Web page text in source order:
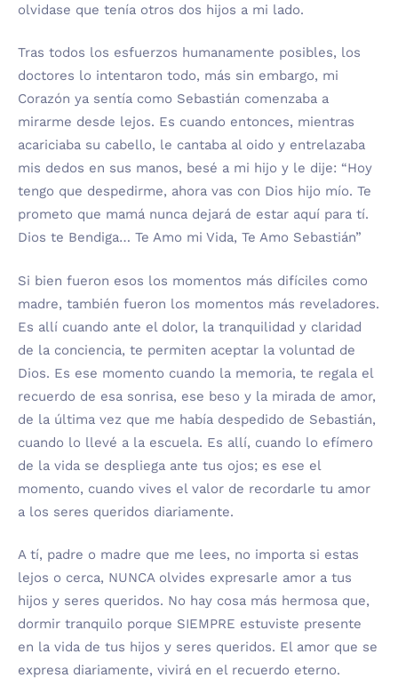
olvidase que tenía otros dos hijos a mi lado.
Tras todos los esfuerzos humanamente posibles, los
doctores lo intentaron todo, más sin embargo, mi
Corazón ya sentía como Sebastián comenzaba a
mirarme desde lejos. Es cuando entonces, mientras
acariciaba su cabello, le cantaba al oido y entrelazaba
mis dedos en sus manos, besé a mi hijo y le dije: “Hoy
tengo que despedirme, ahora vas con Dios hijo mío. Te
prometo que mamá nunca dejará de estar aquí para tí.
Dios te Bendiga… Te Amo mi Vida, Te Amo Sebastián”
Si bien fueron esos los momentos más difíciles como
madre, también fueron los momentos más reveladores.
Es allí cuando ante el dolor, la tranquilidad y claridad
de la conciencia, te permiten aceptar la voluntad de
Dios. Es ese momento cuando la memoria, te regala el
recuerdo de esa sonrisa, ese beso y la mirada de amor,
de la última vez que me había despedido de Sebastián,
cuando lo llevé a la escuela. Es allí, cuando lo efímero
de la vida se despliega ante tus ojos; es ese el
momento, cuando vives el valor de recordarle tu amor
a los seres queridos diariamente.
A tí, padre o madre que me lees, no importa si estas
lejos o cerca, NUNCA olvides expresarle amor a tus
hijos y seres queridos. No hay cosa más hermosa que,
dormir tranquilo porque SIEMPRE estuviste presente
en la vida de tus hijos y seres queridos. El amor que se
expresa diariamente, vivirá en el recuerdo eterno.